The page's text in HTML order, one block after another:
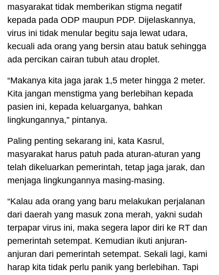
masyarakat tidak memberikan stigma negatif
kepada pada ODP maupun PDP. Dijelaskannya,
virus ini tidak menular begitu saja lewat udara,
kecuali ada orang yang bersin atau batuk sehingga
ada percikan cairan tubuh atau droplet.
“Makanya kita jaga jarak 1,5 meter hingga 2 meter.
Kita jangan menstigma yang berlebihan kepada
pasien ini, kepada keluarganya, bahkan
lingkungannya,” pintanya.
Paling penting sekarang ini, kata Kasrul,
masyarakat harus patuh pada aturan-aturan yang
telah dikeluarkan pemerintah, tetap jaga jarak, dan
menjaga lingkungannya masing-masing.
“Kalau ada orang yang baru melakukan perjalanan
dari daerah yang masuk zona merah, yakni sudah
terpapar virus ini, maka segera lapor diri ke RT dan
pemerintah setempat. Kemudian ikuti anjuran-
anjuran dari pemerintah setempat. Sekali lagi, kami
harap kita tidak perlu panik yang berlebihan. Tapi